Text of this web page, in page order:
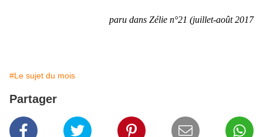
paru dans Zélie n°21 (juillet-août 2017
#Le sujet du mois
Partager